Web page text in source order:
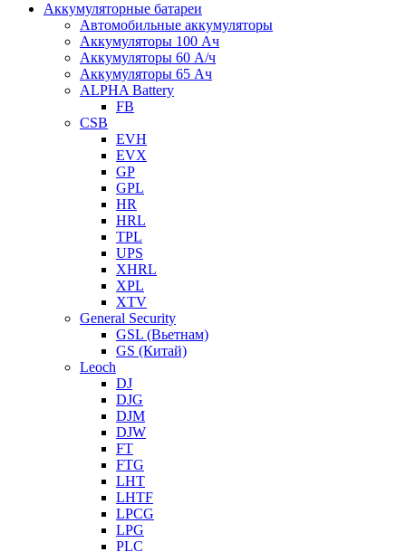
Аккумуляторные батареи
Автомобильные аккумуляторы
Аккумуляторы 100 Ач
Аккумуляторы 60 А/ч
Аккумуляторы 65 Ач
ALPHA Battery
FB
CSB
EVH
EVX
GP
GPL
HR
HRL
TPL
UPS
XHRL
XPL
XTV
General Security
GSL (Вьетнам)
GS (Китай)
Leoch
DJ
DJG
DJM
DJW
FT
FTG
LHT
LHTF
LPCG
LPG
PLC